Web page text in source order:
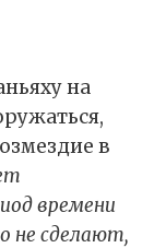
на
в
времени
не сделают,